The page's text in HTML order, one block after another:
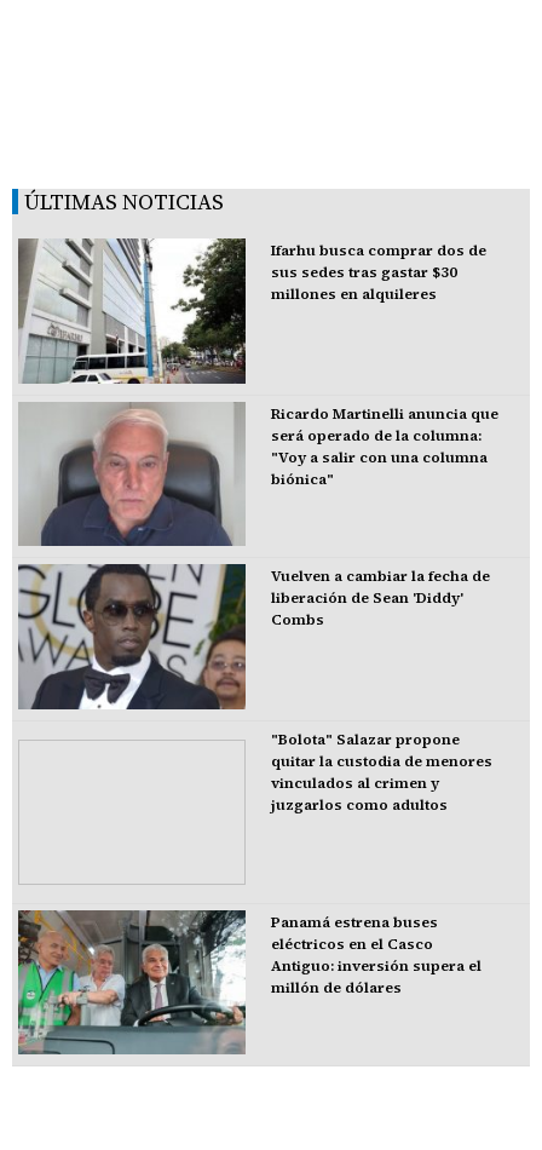
ÚLTIMAS NOTICIAS
Ifarhu busca comprar dos de
sus sedes tras gastar $30
millones en alquileres
Ricardo Martinelli anuncia que
será operado de la columna:
"Voy a salir con una columna
biónica"
Vuelven a cambiar la fecha de
liberación de Sean 'Diddy'
Combs
"Bolota" Salazar propone
quitar la custodia de menores
vinculados al crimen y
juzgarlos como adultos
Panamá estrena buses
eléctricos en el Casco
Antiguo: inversión supera el
millón de dólares